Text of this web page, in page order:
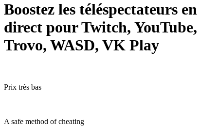
Boostez les téléspectateurs en
direct pour Twitch, YouTube,
Trovo, WASD, VK Play
Prix très bas
A safe method of cheating